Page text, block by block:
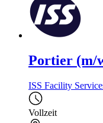
Portier (m/
ISS Facility
Vollzeit